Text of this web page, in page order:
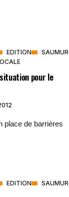
EDITION
SAUMUR
pour le
place de barrières
EDITION
SAUMUR